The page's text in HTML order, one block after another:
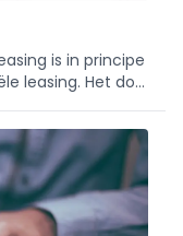
is in principe
leasing. Het doel